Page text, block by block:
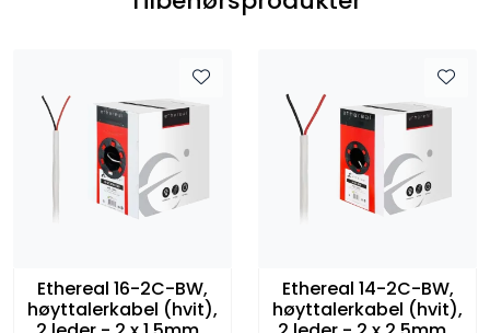
Ethereal 16-2C-BW,
høyttalerkabel (hvit),
Ethereal 14-2C-BW,
høyttalerkabel (hvit),